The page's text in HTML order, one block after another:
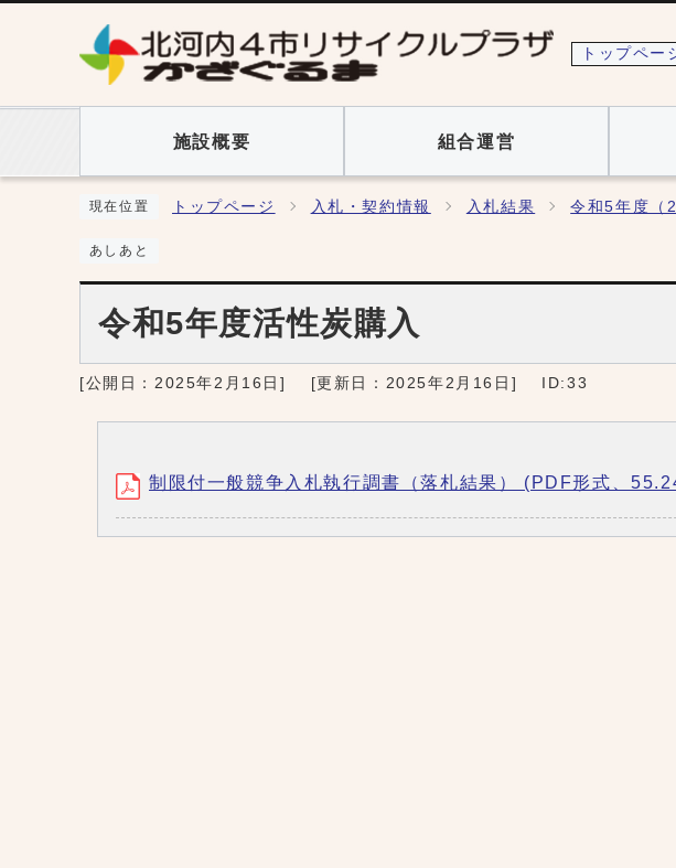
トップペー
施設概要 組合運営
現在位置 トップページ 入札・契約情報 入札結果 令和5年度（
あしあと
令和5年度活性炭購入
[公開日： 2025年2月16日 ] [更新日： 2025年2月16日 ] ID:33
制限付一般競争入札執行調書（落札結果） (PDF形式、